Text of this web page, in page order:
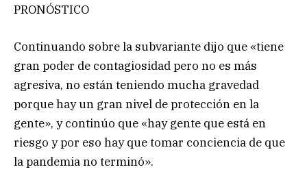
PRONÓSTICO
Continuando sobre la subvariante dijo que «tiene
gran poder de contagiosidad pero no es más
agresiva, no están teniendo mucha gravedad
porque hay un gran nivel de protección en la
gente», y continúo que «hay gente que está en
riesgo y por eso hay que tomar conciencia de que
la pandemia no terminó».